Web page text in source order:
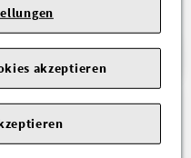
akzeptieren